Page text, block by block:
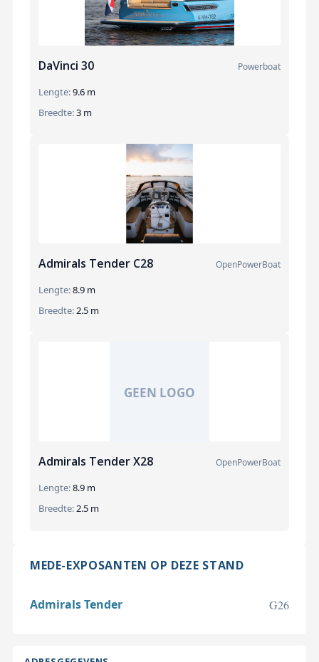
DaVinci 30 Powerboat
Lengte:9.6 m
Breedte:3 m
Admirals Tender C28 OpenPowerBoat
Lengte:8.9 m
Breedte:2.5 m
Admirals Tender X28 OpenPowerBoat
Lengte:8.9 m
Breedte:2.5 m
MEDE-EXPOSANTEN OP DEZE STAND
Admirals Tender G26